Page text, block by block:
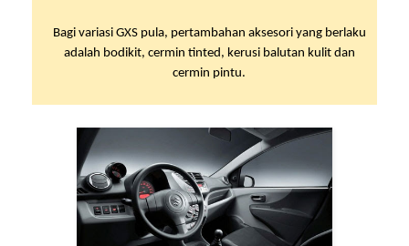
Bagi variasi GXS pula, pertambahan aksesori yang berlaku
adalah bodikit, cermin tinted, kerusi balutan kulit dan
cermin pintu.